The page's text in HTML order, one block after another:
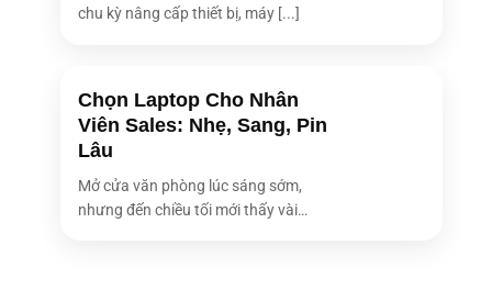
Tính năng bảo
TPM 2.0 (Trusted Platform Module)
Kích thước Đang cập nhật (Mid Tower)
Trọng lượng Khoảng 6.0 kg
Màu sắc Đen (Black)
Bảo hành 36 tháng (Chính hãng ASUS Việt Nam)
chu kỳ nâng cấp thiết bị, máy [...]
Chọn Laptop Cho Nhân
Viên Sales: Nhẹ, Sang, Pin
Lâu
Mở cửa văn phòng lúc sáng sớm,
nhưng đến chiều tối mới thấy vài